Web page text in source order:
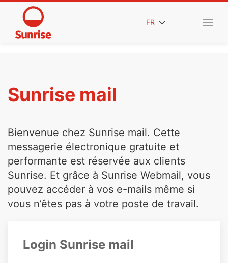
FR
Sunrise mail
Bienvenue chez Sunrise mail. Cette
messagerie électronique gratuite et
performante est réservée aux clients
Sunrise. Et grâce à Sunrise Webmail, vous
pouvez accéder à vos e-mails même si
vous n’êtes pas à votre poste de travail.
Login Sunrise mail